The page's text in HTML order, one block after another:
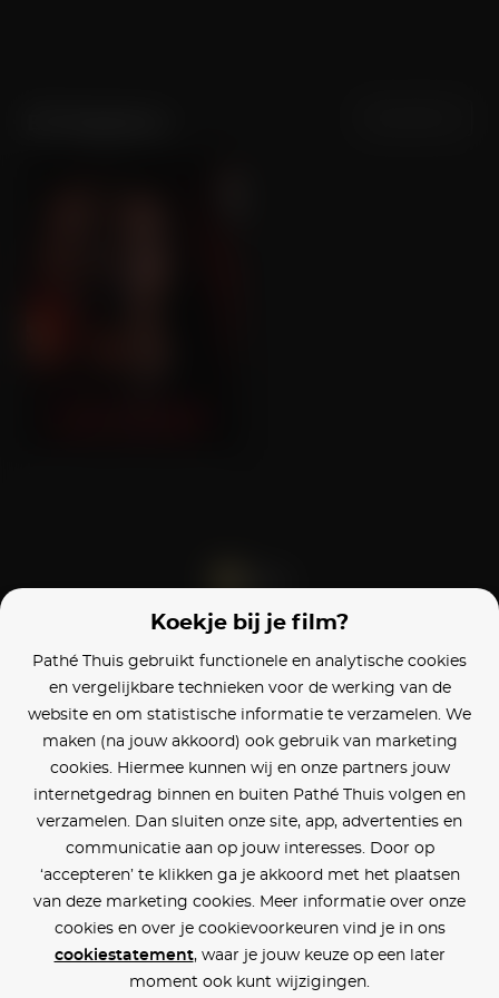
Koekje bij je film?
Pathé Thuis gebruikt functionele en analytische cookies
en vergelijkbare technieken voor de werking van de
website en om statistische informatie te verzamelen. We
maken (na jouw akkoord) ook gebruik van marketing
cookies. Hiermee kunnen wij en onze partners jouw
internetgedrag binnen en buiten Pathé Thuis volgen en
verzamelen. Dan sluiten onze site, app, advertenties en
communicatie aan op jouw interesses. Door op
‘accepteren’ te klikken ga je akkoord met het plaatsen
van deze marketing cookies. Meer informatie over onze
cookies en over je cookievoorkeuren vind je in ons
cookiestatement, waar je jouw keuze op een later
moment ook kunt wijzigingen.
Klantenservice
Betaalinstellingen
Cookie voorkeuren
Over Pathé Thuis
Bioscopen
CVD